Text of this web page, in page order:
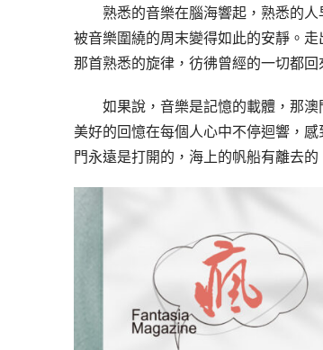
熟悉的音樂在腦海響起，熟悉的
被音樂圍繞的周末變得如此的安靜。
那首熟悉的旋律，彷彿曾經的一切都回
如果說，音樂是記憶的載體，那
美好的回憶在每個人心中不停迴響，
門永遠是打開的，海上的帆船有離去的